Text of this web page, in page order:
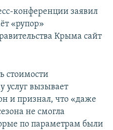
конференции заявил
«рупор»
Крыма сайт
стоимости
услуг вызывает
и признал, что «даже
не смогла
по параметрам были